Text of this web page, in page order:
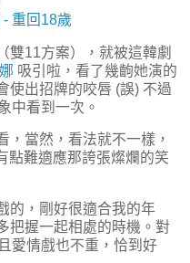
重回18歲
雙11方案），就被這韓劇
吸引啦，看了幾齣她演的
使出招牌的咬唇 (誤) 不過
中看到一次。
，當然，看法就不一樣，
點難適應那誇張燦爛的笑
的，剛好很適合我的年
把握一起相處的時機。對
愛情戲也不重，恰到好